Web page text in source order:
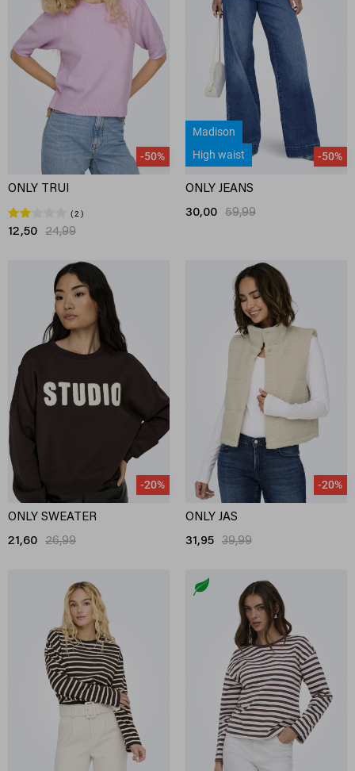
-50%
ONLY TRUI
2
12,50 24,99
Madison
High waist
-50%
ONLY JEANS
30,00 59,99
-20%
ONLY SWEATER
21,60 26,99
-20%
ONLY JAS
31,95 39,99